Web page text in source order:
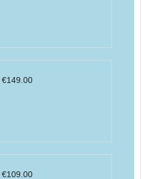
€149.00
€109.00